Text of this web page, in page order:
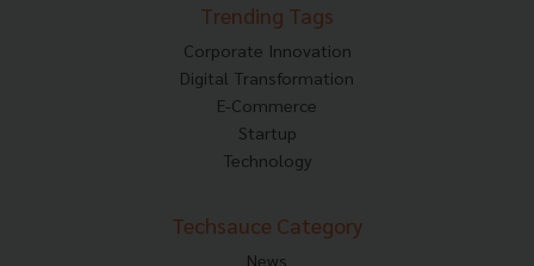
Trending Tags
Corporate Innovation
Digital Transformation
E-Commerce
Startup
Technology
Techsauce Category
News